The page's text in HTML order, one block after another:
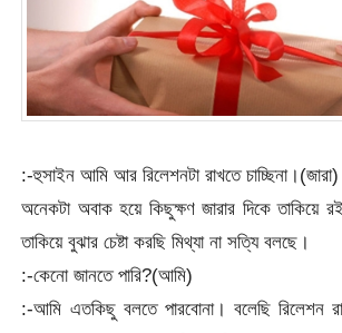
:-হুসাইন আমি আর রিলেশনটা রাখতে চাচ্ছিনা।(জারা)
অনেকটা অবাক হয়ে কিছুক্ষণ জারার দিকে তাকিয়ে
তাকিয়ে বুঝার চেষ্টা করছি মিথ্যা না সত্যি বলছে।
:-কেনো জানতে পারি?(আমি)
:-আমি এতকিছু বলতে পারবোনা। বলেছি রিলেশন